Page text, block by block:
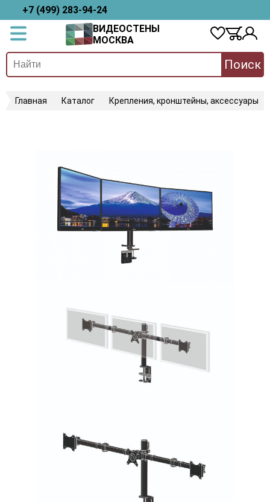
+7 (499) 283-94-24
ВИДЕОСТЕНЫ
МОСКВА
Поиск
Главная Каталог Крепления, кронштейны, аксессуары